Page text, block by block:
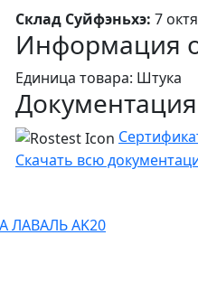
Склад Суйфэньхэ: 7
Информация
Единица товара: Штука
Документация
Скачать всю